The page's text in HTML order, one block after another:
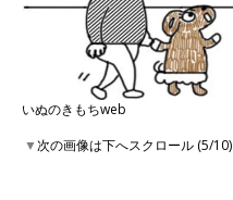
いぬのきもちweb
▼次の画像は下へスクロール (5/10)